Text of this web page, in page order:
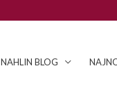
NAHLIN BLOG